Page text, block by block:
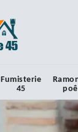
Fumisterie
45